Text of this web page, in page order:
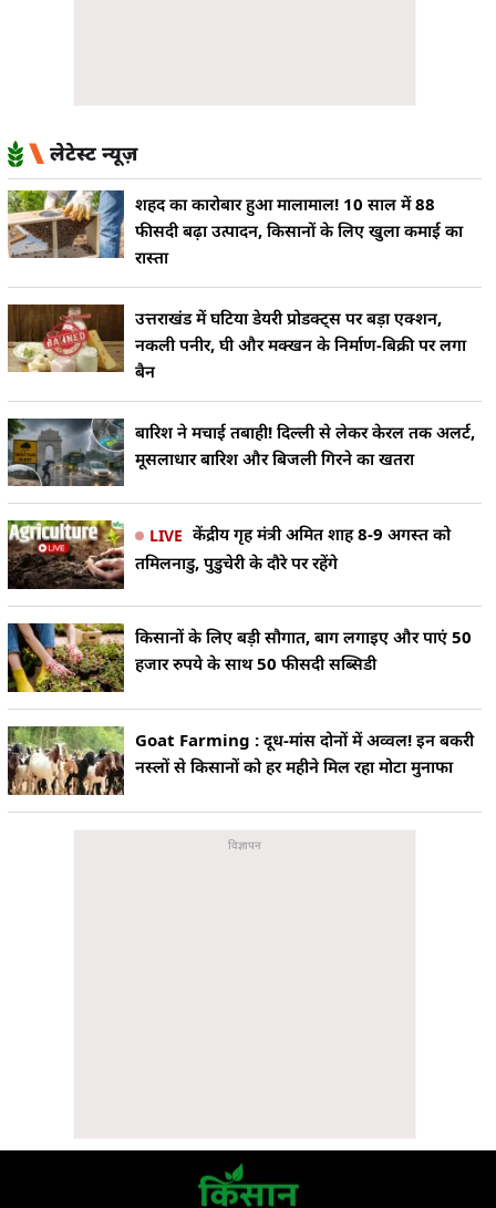
लेटेस्ट न्यूज़
शहद का कारोबार हुआ मालामाल! 10 साल में 88
फीसदी बढ़ा उत्पादन, किसानों के लिए खुला कमाई का
रास्ता
उत्तराखंड में घटिया डेयरी प्रोडक्ट्स पर बड़ा एक्शन,
नकली पनीर, घी और मक्खन के निर्माण-बिक्री पर लगा
बैन
बारिश ने मचाई तबाही! दिल्ली से लेकर केरल तक अलर्ट,
मूसलाधार बारिश और बिजली गिरने का खतरा
LIVE केंद्रीय गृह मंत्री अमित शाह 8-9 अगस्त को
तमिलनाडु, पुडुचेरी के दौरे पर रहेंगे
किसानों के लिए बड़ी सौगात, बाग लगाइए और पाएं 50
हजार रुपये के साथ 50 फीसदी सब्सिडी
Goat Farming : दूध-मांस दोनों में अव्वल! इन बकरी
नस्लों से किसानों को हर महीने मिल रहा मोटा मुनाफा